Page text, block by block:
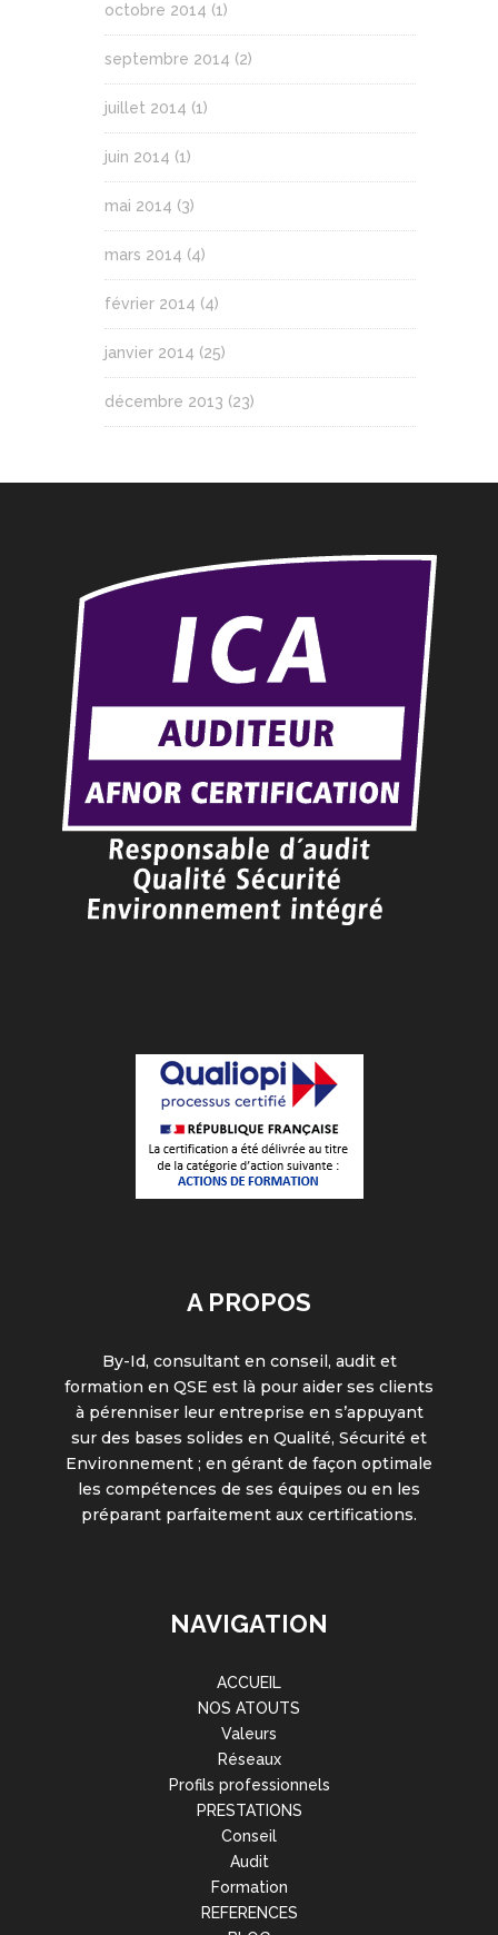
octobre 2014 (1)
septembre 2014 (2)
juillet 2014 (1)
juin 2014 (1)
mai 2014 (3)
mars 2014 (4)
février 2014 (4)
janvier 2014 (25)
décembre 2013 (23)
A PROPOS
By-Id, consultant en conseil, audit et
formation en QSE est là pour aider ses clients
à pérenniser leur entreprise en s’appuyant
sur des bases solides en Qualité, Sécurité et
Environnement ; en gérant de façon optimale
les compétences de ses équipes ou en les
préparant parfaitement aux certifications.
NAVIGATION
ACCUEIL
NOS ATOUTS
Valeurs
Réseaux
Profils professionnels
PRESTATIONS
Conseil
Audit
Formation
REFERENCES